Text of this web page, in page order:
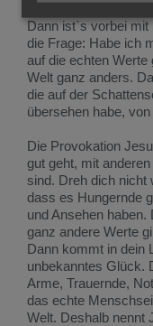
Dann ist`s vorbei
die Frage: Habe ich
auf die echten
Welt ganz anders.
die auf der
übersehen habe,
Die Provokation
gut geht, mit
sind. Dreh dich nicht
dass es Hungernde
und Ansehen
ganz andere Werte
Dann kommt in dein
unbekanntes Glück.
Arme, Trauernde,
das echte
Welt. Deshalb nennt